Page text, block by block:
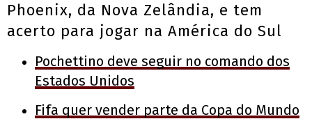
Phoenix, da Nova Zelândia, e tem
acerto para jogar na América do Sul
Pochettino deve seguir no comando dos
Estados Unidos
Fifa quer vender parte da Copa do Mundo